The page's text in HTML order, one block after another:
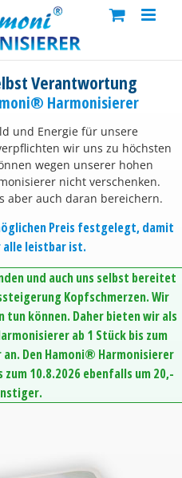
Verantwortung
Harmonisierer
und Energie für unsere
wir uns zu höchsten
wegen unserer hohen
nicht verschenken.
aber auch daran bereichern.
Preis festgelegt, damit
alle leistbar ist.
und auch uns selbst bereitet
Kopfschmerzen. Wir
tun können. Daher bieten wir als
ab 1 Stück bis zum
an. Den Hamoni® Harmonisierer
10.8.2026 ebenfalls um 20,-